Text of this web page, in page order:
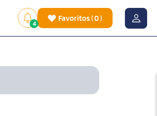
4
Favoritos(0)